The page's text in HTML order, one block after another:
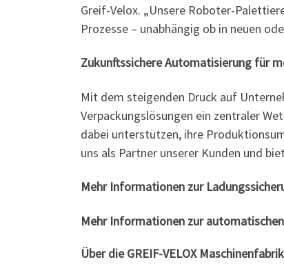
Greif-Velox. „Unsere Roboter-
Prozesse – unabhängig ob in neuen
Zukunftssichere Automatisierung für
Mit dem steigenden Druck auf
Verpackungslösungen ein zentraler
dabei unterstützen, ihre
uns als Partner unserer Kunden und
Mehr Informationen zur
Mehr Informationen zur
Über die GREIF-VELOX